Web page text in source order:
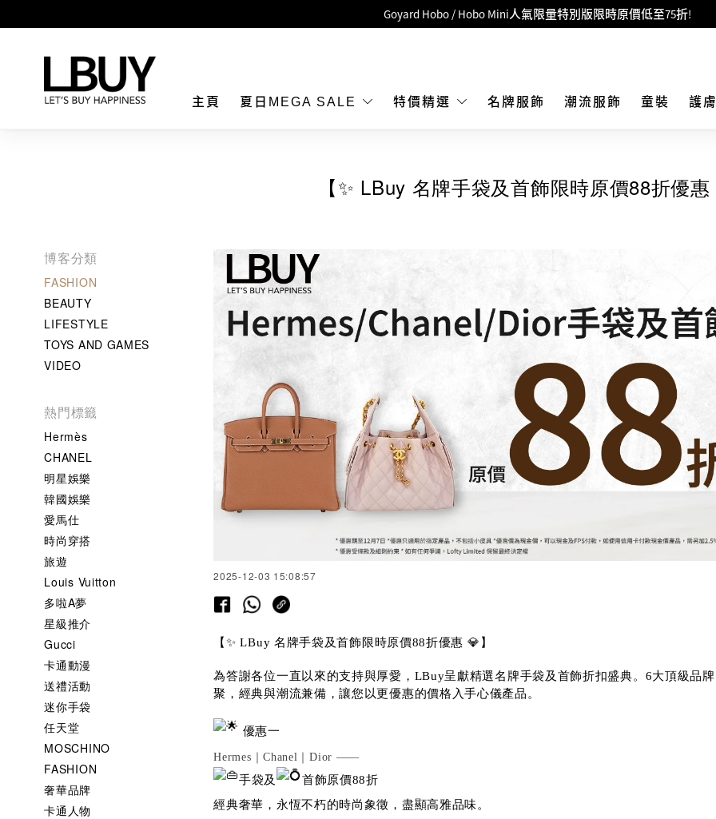
Goyard Hobo / Hobo Mini人氣限量特別版限時原價低至75折!
MOKO 1樓175號鋪旗艦店特設名牌Hermès、CHANEL及LV專區！
LBuy獲香港知識產權署頒發2026《正版正貨承諾》商標
主頁 夏日MEGA SALE 特價精選 名牌服飾 潮流服飾 童裝 護
【✨ LBuy 名牌手袋及首飾限時原價88折優惠
博客分類
FASHION
BEAUTY
LIFESTYLE
TOYS AND GAMES
VIDEO
熱門標籤
Hermès
CHANEL
明星娛樂
韓國娛樂
愛馬仕
時尚穿搭
旅遊
Louis Vuitton
多啦A夢
星級推介
Gucci
卡通動漫
送禮活動
迷你手袋
任天堂
MOSCHINO
FASHION
奢華品牌
卡通人物
2025-12-03 15:08:57
【✨ LBuy 名牌手袋及首飾限時原價88折優惠 💎】
為答謝各位一直以來的支持與厚愛，LBuy呈獻精選名牌手袋及首飾折扣盛典。6大頂級品牌
聚，經典與潮流兼備，讓您以更優惠的價格入手心儀產品。
優惠一
Hermes｜Chanel｜Dior ——
手袋及
首飾原價88折
經典奢華，永恆不朽的時尚象徵，盡顯高雅品味。